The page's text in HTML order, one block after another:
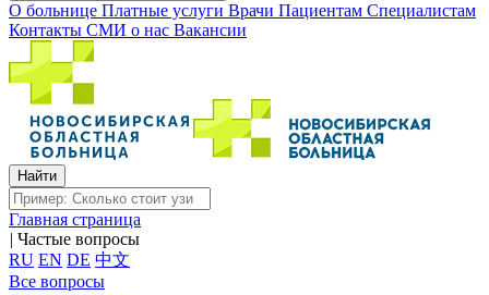
О больнице Платные услуги Врачи Пациентам Специалистам
Контакты СМИ о нас Вакансии
Главная страница
| Частые вопросы
RU EN DE 中文
Все вопросы